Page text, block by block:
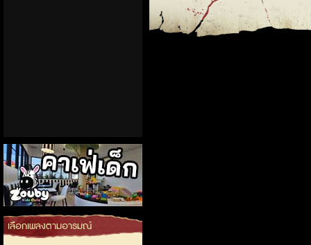
คาเฟ่เด็กลำลูกกา
เลือกเพลงตามอารมณ์